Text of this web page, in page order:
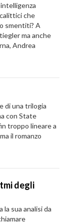
che
smentiti? A
ma anche
Andrea
di una trilogia
con State
troppo lineare a
il romanzo
degli
sua analisi da